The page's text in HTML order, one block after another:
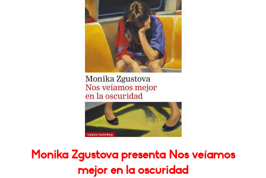
Monika Zgustova presenta Nos veíamos
mejor en la oscuridad